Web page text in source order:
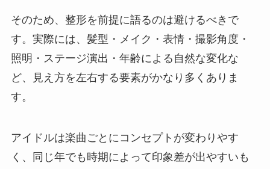
そのため、整形を前提に語るのは避けるべきで
す。実際には、髪型・メイク・表情・撮影角度・
照明・ステージ演出・年齢による自然な変化な
ど、見え方を左右する要素がかなり多くありま
す。
アイドルは楽曲ごとにコンセプトが変わりやす
く、同じ年でも時期によって印象差が出やすいも